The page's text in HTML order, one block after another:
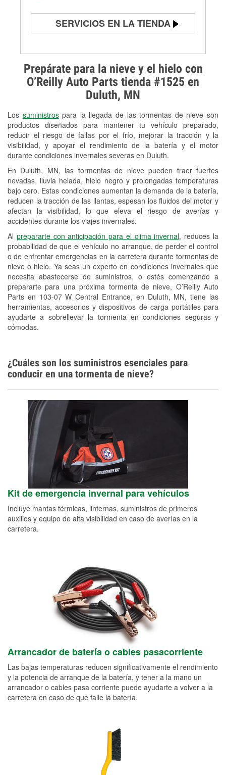
Prepárate para la nieve y el hielo con
O’Reilly Auto Parts tienda #1525 en
Duluth, MN
Los suministrospara la llegada de las tormentas de nieve son
productos diseñados para mantener tu vehículo preparado,
reducir el riesgo de fallas por el frío, mejorar la tracción y la
visibilidad, y apoyar el rendimiento de la batería y el motor
durante condiciones invernales severas en Duluth.
En Duluth, MN, las tormentas de nieve pueden traer fuertes
nevadas, lluvia helada, hielo negro y prolongadas temperaturas
bajo cero. Estas condiciones aumentan la demanda de la batería,
reducen la tracción de las llantas, espesan los fluidos del motor y
afectan la visibilidad, lo que eleva el riesgo de averías y
accidentes durante los viajes invernales.
Al prepararte con anticipación para el clima invernal, reduces la
probabilidad de que el vehículo no arranque, de perder el control
o de enfrentar emergencias en la carretera durante tormentas de
nieve o hielo. Ya seas un experto en condiciones invernales que
necesita abastecerse de suministros, o estés comenzando a
prepararte para una próxima tormenta de nieve, O’Reilly Auto
Parts en 103-07 W Central Entrance, en Duluth, MN, tiene las
herramientas, accesorios y dispositivos de carga portátiles para
ayudarte a sobrellevar la tormenta en condiciones seguras y
cómodas.
SERVICIOS EN LA TIENDA
Prueba de alternadores y
arrancadores
Revisión de la luz "Check Engine"
Reciclaje de baterías y aceite
Instalación de bombillas de faros
Instalación de limpiaparabrisas
Programa de Préstamo de
Herramientas
Rectificación de tambores y discos de
freno
Snowstorm Supplies
Tornado Supplies
Conoce más
¿Cuáles son los suministros esenciales para
conducir en una tormenta de nieve?
Kit de emergencia invernal para vehículos
Incluye mantas térmicas, linternas, suministros de primeros
auxilios y equipo de alta visibilidad en caso de averías en la
carretera.
Arrancador de batería o cables pasacorriente
Las bajas temperaturas reducen significativamente el rendimiento
y la potencia de arranque de la batería, y tener a la mano un
arrancador o cables pasa corriente puede ayudarte a volver a la
carretera en caso de que falle la batería.